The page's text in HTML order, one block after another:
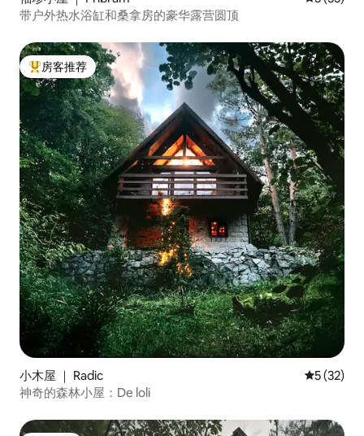
带户外热水浴缸和桑拿房的豪华露营圆顶
热门「房客推荐」
房客推荐
小木屋 ｜ Radic 平均评分
5 (32)
神奇的森林小屋：De loli